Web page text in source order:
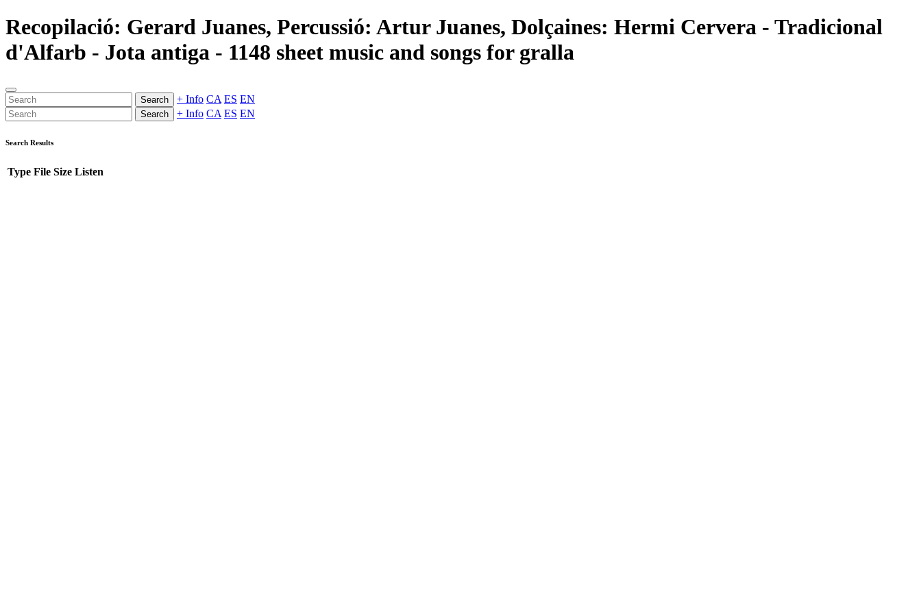
Recopilació: Gerard Juanes, Percussió: Artur Juanes, Dolçaines: Hermi Cervera - Tradicional
d'Alfarb - Jota antiga - 1148 sheet music and songs for gralla
Search + Info CA ES EN
Search + Info CA ES EN
Search Results
Type File Size Listen